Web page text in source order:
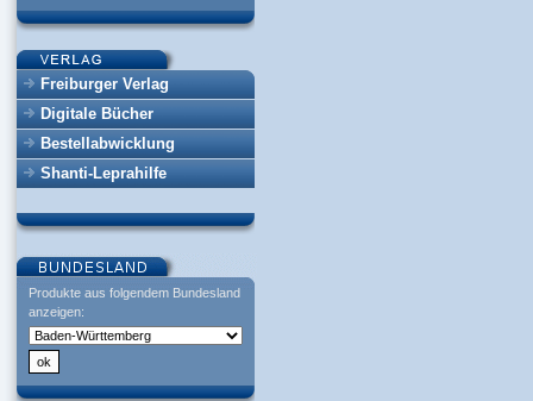
Freiburger Verlag
Digitale Bücher
Bestellabwicklung
Shanti-Leprahilfe
Produkte aus folgendem Bundesland
anzeigen: